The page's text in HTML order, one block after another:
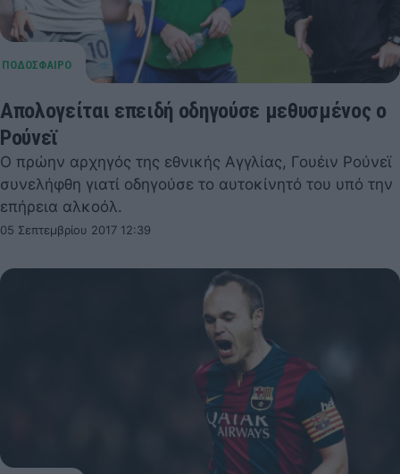
Απολογείται επειδή οδηγούσε μεθυσμένος ο
Ρούνεϊ
Ο πρώην αρχηγός της εθνικής Αγγλίας, Γουέιν Ρούνεϊ
συνελήφθη γιατί οδηγούσε το αυτοκίνητό του υπό την
επήρεια αλκοόλ.
05 Σεπτεμβρίου 2017 12:39